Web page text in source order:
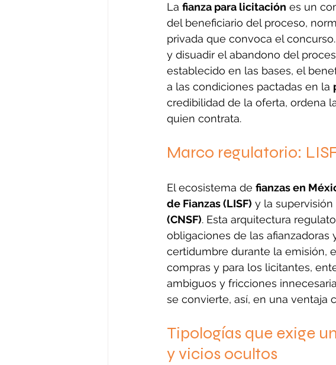
La fianza para licitación es un
del beneficiario del proceso,
privada que convoca el
y disuadir el abandono del
establecido en las bases, el
a las condiciones pactadas en la
credibilidad de la oferta, ordena
quien contrata.
Marco regulatorio:
El ecosistema de fianzas en
de Fianzas (LISF) y la supervisión
(CNSF). Esta arquitectura
obligaciones de las
certidumbre durante la emisión,
compras y para los licitantes,
ambiguos y fricciones
se convierte, así, en una ventaja
Tipologías que exige
y vicios ocultos